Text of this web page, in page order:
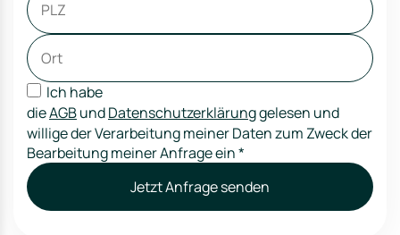
Ich habe
dieAGBundDatenschutzerklärunggelesen und
willige der Verarbeitung meiner Daten zum Zweck der
Bearbeitung meiner Anfrage ein*
Jetzt Anfrage senden